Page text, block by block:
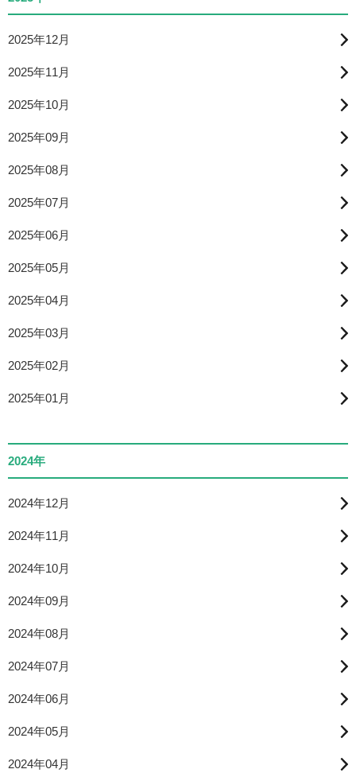
2025年12月
2025年11月
2025年10月
2025年09月
2025年08月
2025年07月
2025年06月
2025年05月
2025年04月
2025年03月
2025年02月
2025年01月
2024年
2024年12月
2024年11月
2024年10月
2024年09月
2024年08月
2024年07月
2024年06月
2024年05月
2024年04月